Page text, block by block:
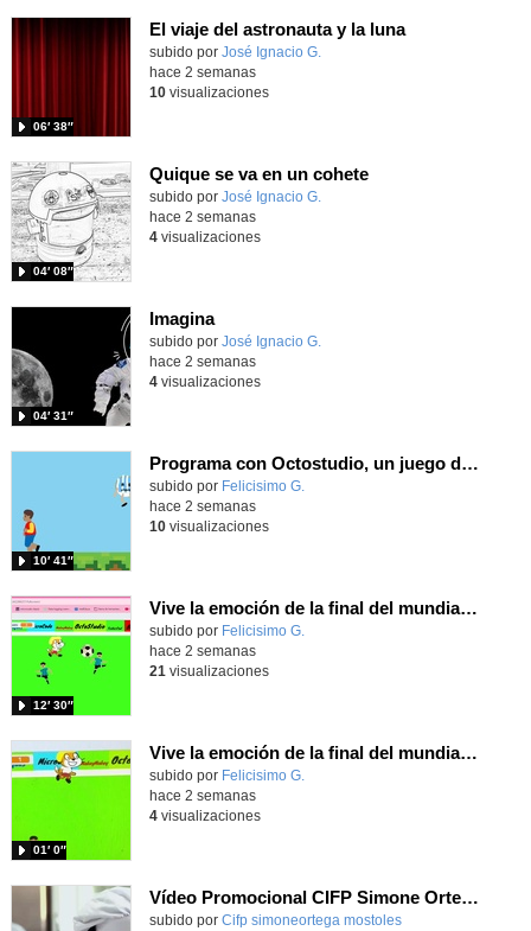
El viaje del astronauta y la luna
Contenido educativo.
subido por José Ignacio G.
06′ 38″
hace 2 semanas
10visualizaciones
Quique se va en un cohete
Contenido educativo.
subido por José Ignacio G.
04′ 08″
hace 2 semanas
4visualizaciones
Imagina
Contenido educativo.
subido por José Ignacio G.
04′ 31″
hace 2 semanas
4visualizaciones
Programa con Octostudio, un juego de 4 personajes ganando la copa del mundo saltando y esquivando rivales.
Contenido educativo.
subido por Felicisimo G.
10′ 41″
hace 2 semanas
10visualizaciones
Vive la emoción de la final del mundial programando con Scratch, un juego de toques y esquivar contrarios
Contenido educativo.
subido por Felicisimo G.
12′ 30″
hace 2 semanas
21 visualizaciones
Vive la emoción de la final del mundial 2026, programando con Scratch un juego de toques.
Contenido educativo.
subido por Felicisimo G.
01′ 0″
hace 2 semanas
4visualizaciones
Vídeo Promocional CIFP Simone Ortega
Contenido educativo.
subido por Cifp simoneortega mostoles-